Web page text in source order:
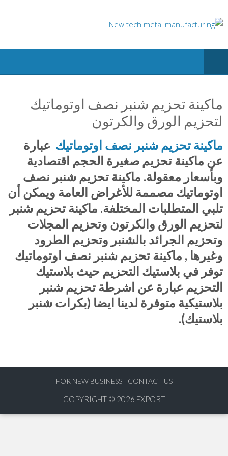
to
ماكينة تحزيم شنبر نصف اوتوماتيك
لتحزيم الورق والكرتون
ماكينة تحزيم شنبر نصف اوتوماتيك عبارة
عن ماكينة تحزيم صغيرة الحجم اقتصادية
وبأسعار معقولة. ماكينة تحزيم شنبر نصف
اوتوماتيك مصممة للأغراض العامة ويمكن أن
تلبي المتطلبات المختلفة. ماكينة تحزيم شنبر
لتحزيم الورق والكرتون وتحزيم المجلات
وتحزيم الجرائد بالشنبر وتحزيم الطرود
وغيرها , ماكينة تحزيم شنبر نصف اوتوماتيك
توفر في بلاستيك التحزيم حيث بلاستيك
التحزيم عبارة عن اشرطة تحزيم شنبر
بلاستيكية متوفرة لدينا ايضا (بكرات شنبر
بلاستيك).
FOR NEW BUSINESS | CONTACT US
COPYRIGHT © 2026 EXPORT